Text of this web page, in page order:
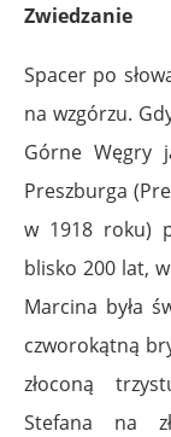
Zwiedzanie
Spacer po
na wzgórzu.
Górne Węgry
Preszburga
w 1918 roku)
blisko 200 lat,
Marcina była
czworokątną
złoconą
Stefana na